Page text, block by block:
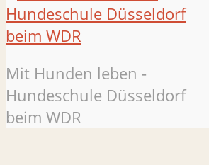
Mit Hunden leben -
Hundeschule Düsseldorf
beim WDR